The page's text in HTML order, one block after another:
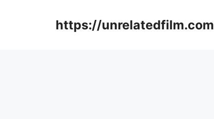
https://unrelatedfilm.com